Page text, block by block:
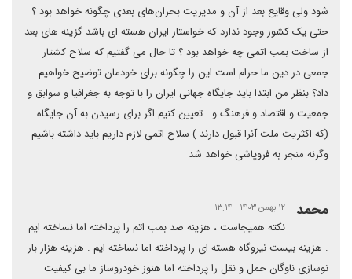
شود ولی وقایع بعد از آن و مدیریت بحران‌های بعدی چگونه خواهد بود ؟
حتی یک کشور وجود ندارد که خواستار ایران هسته ای باشد گزینه های بعد
از ساخت بمب اتمی چه خواهد بود ؟ تا حال می گفتیم که سلاح کشتار
جمعی در دین ما حرام است این را چگونه برای خودمان توضیح خواهیم
داد؟ بنظر من ابتدا باید جایگاه جهانی ایران را با توجه به جغرافیا و سوابق و
جمعیت و اقتصاد و فرهنگ و...تعیین کنیم اگر برای رسیدن به آن جایگاه
(که اکثریت ملت آنرا قبول دارند ) سلاح اتمی لازم داریم باید داشته باشیم
وگرنه منجر به فروپاشی خواهد شد
محمد ۱۲ بهمن ۱۴۰۳ | ۱۳:۱۴
نکته همیجاست ، هزینه صد بمب اتم را پرداخته اما نساخته ایم
. هزینه بیست نیروگاه هسته ای را پرداخته اما نساخته ایم . هزینه هزار بار
نوسازی ناوگان حمل و نقل را پرداخته اما هنوز خودروساز ما بی کیفیت